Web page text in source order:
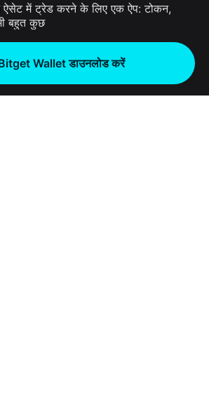
ऐसेट में ट्रेड करने के लिए एक ऐप: टोकन,
बहुत कुछ
Wallet डाउनलोड करें